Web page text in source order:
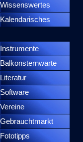
Wissenswertes
Kalendarisches
Instrumente
Balkonsternwarte
Literatur
Software
Vereine
Gebrauchtmarkt
Fototipps